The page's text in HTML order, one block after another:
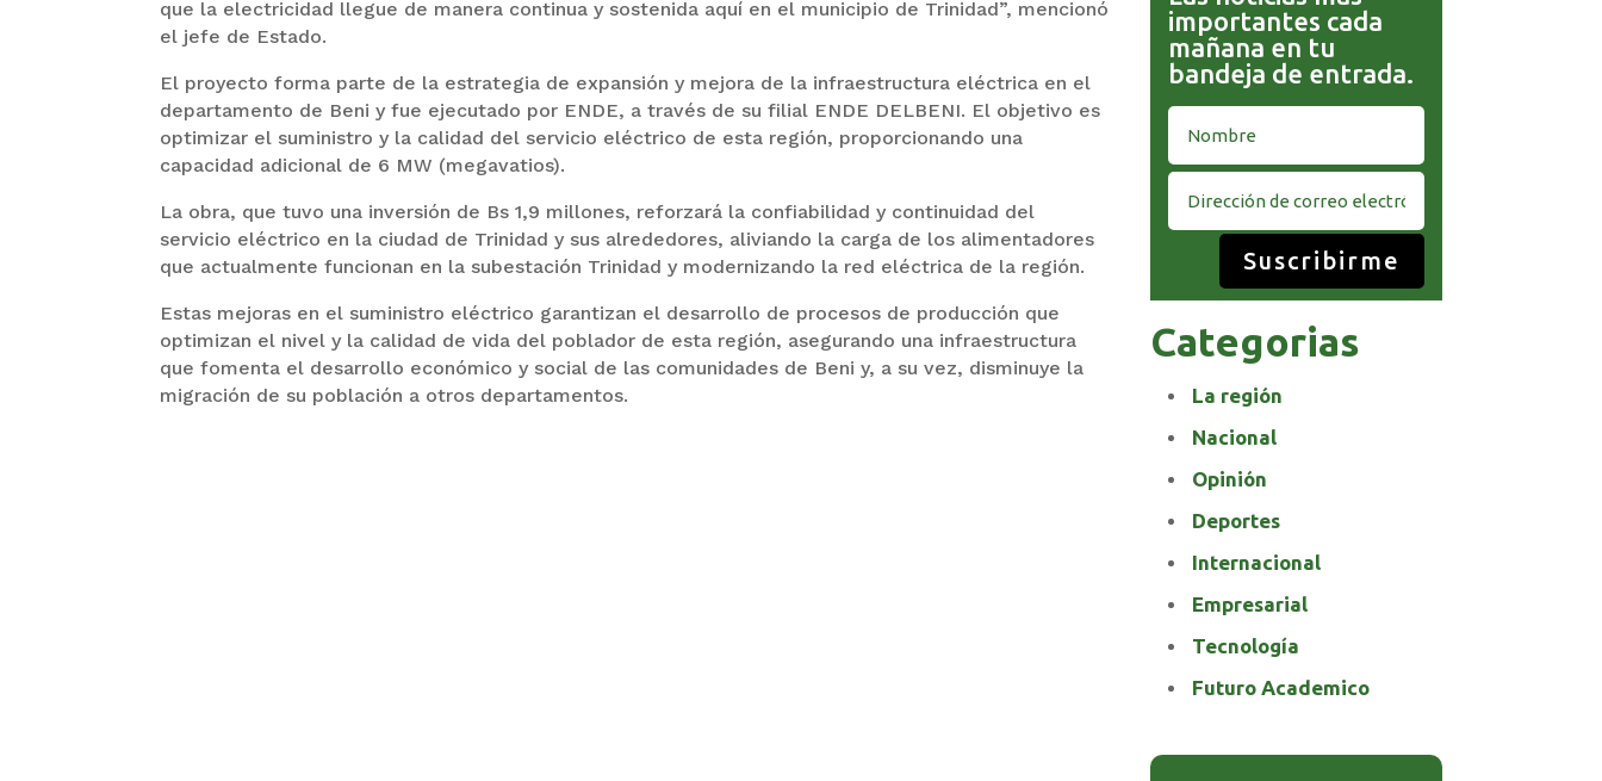
que la electricidad llegue de manera continua y sostenida aquí en el municipio de Trinidad”, mencionó
el jefe de Estado.
El proyecto forma parte de la estrategia de expansión y mejora de la infraestructura eléctrica en el
departamento de Beni y fue ejecutado por ENDE, a través de su filial ENDE DELBENI. El objetivo es
optimizar el suministro y la calidad del servicio eléctrico de esta región, proporcionando una
capacidad adicional de 6 MW (megavatios).
La obra, que tuvo una inversión de Bs 1,9 millones, reforzará la confiabilidad y continuidad del
servicio eléctrico en la ciudad de Trinidad y sus alrededores, aliviando la carga de los alimentadores
que actualmente funcionan en la subestación Trinidad y modernizando la red eléctrica de la región.
Estas mejoras en el suministro eléctrico garantizan el desarrollo de procesos de producción que
optimizan el nivel y la calidad de vida del poblador de esta región, asegurando una infraestructura
que fomenta el desarrollo económico y social de las comunidades de Beni y, a su vez, disminuye la
migración de su población a otros departamentos.
importantes cada
mañana en tu
bandeja de entrada.
Suscribirme
Categorias
La región
Nacional
Opinión
Deportes
Internacional
Empresarial
Tecnología
Futuro Academico